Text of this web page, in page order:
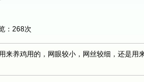
： 268次
养鸡用的，网眼较小，网丝较细，还是用